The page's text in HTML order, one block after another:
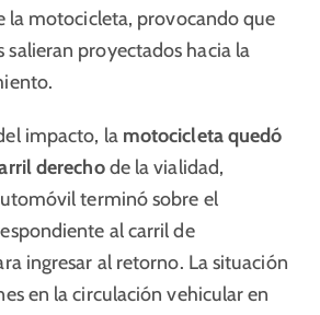
la motocicleta, provocando que
salieran proyectados hacia la
impacto, la motocicleta quedó
derechode la vialidad,
terminó sobre el
al carril de
ingresar al retorno. La situación
en la circulación vehicular en